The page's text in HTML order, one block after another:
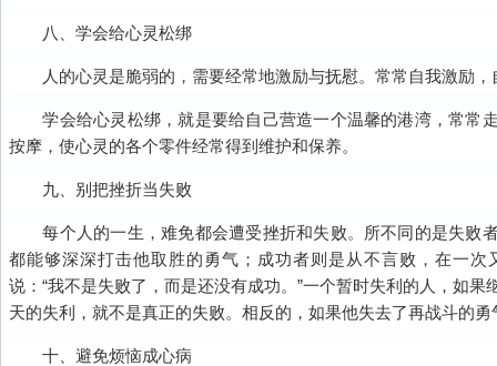
八、学会给心灵松绑
人的心灵是脆弱的，需要经常地激励与抚慰。常常自我激励，
学会给心灵松绑，就是要给自己营造一个温馨的港湾，常常
按摩，使心灵的各个零件经常得到维护和保养。
九、别把挫折当失败
每个人的一生，难免都会遭受挫折和失败。所不同的是失败
都能够深深打击他取胜的勇气；成功者则是从不言败，在一次
说：“我不是失败了，而是还没有成功。”一个暂时失利的人，如
天的失利，就不是真正的失败。相反的，如果他失去了再战斗的
十、避免烦恼成心病